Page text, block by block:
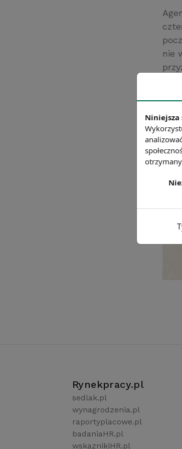
nie
Rynekpracy.pl
sedlak.pl
wynagrodzenia.pl
raportyplacowe.pl
badaniaHR.pl
wskaznikiHR.pl